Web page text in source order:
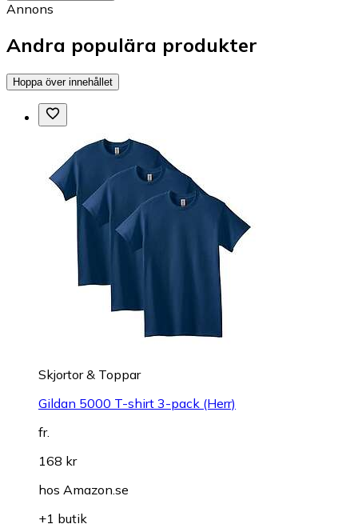
Annons
Andra populära produkter
Hoppa över innehållet
Skjortor & Toppar
Gildan 5000 T-shirt 3-pack (Herr)
fr.
168 kr
hos Amazon.se
+1 butik